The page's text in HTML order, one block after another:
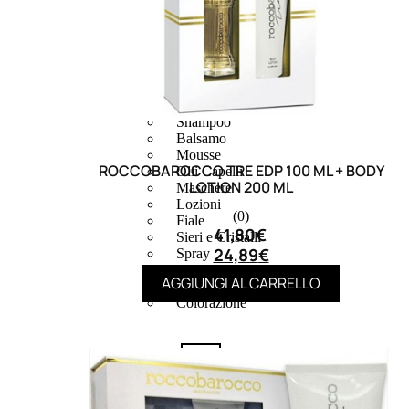
Shampoo
Balsamo
Mousse
Olii Capelli
Maschere
Lozioni
Fiale
Sieri e Cristalli
Spray
Gel Capelli
Colorazione
Shampoo
ROCCOBAROCCO TRE EDP 100 ML + BODY
LOTION 200 ML
(0)
41,80€
24,89€
AGGIUNGI AL CARRELLO